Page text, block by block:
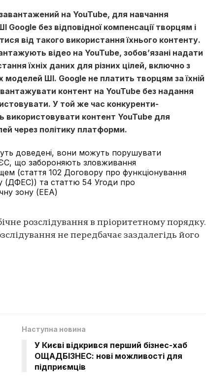
на YouTube, для навчання
без відповідної компенсації творцям і
від такого використання їхнього контенту.
відео на YouTube, зобов’язані надати
їхніх даних для різних цілей, включно з
ШІ. Google не платить творцям за їхній
контент на YouTube без надання
У той же час конкуренти-
використовувати контент YouTube для
через політику платформи.
доведені, вони можуть порушувати
що забороняють зловживання
(стаття 102 Договору про функціонування
(ДФЕС)) та статтю 54 Угоди про
зону (EEA)
розслідування в пріоритетному порядку.
не передбачає заздалегідь його
Наступна новина
У Києві відкрився перший бізнес-хаб
ОЩАДБІЗНЕС: нові можливості для
підприємців